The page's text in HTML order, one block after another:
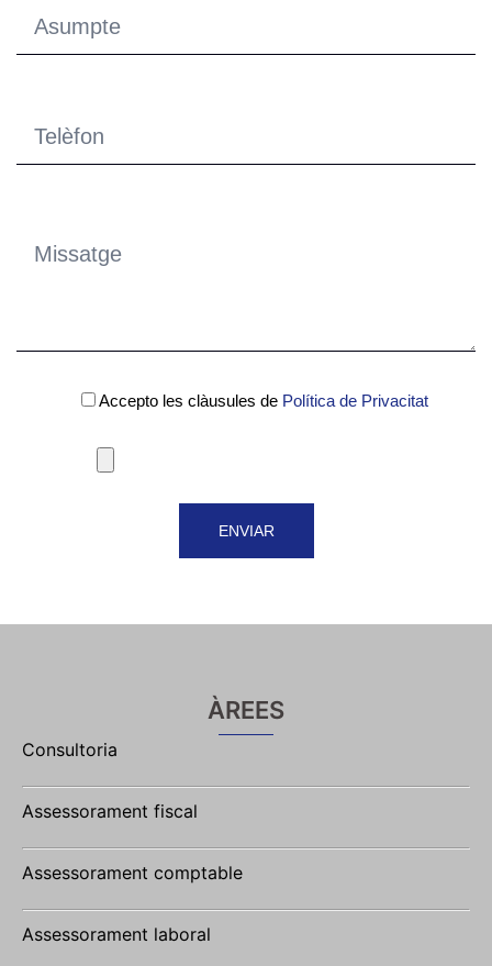
Accepto les clàusules de Política de Privacitat
ÀREES
Consultoria
Assessorament fiscal
Assessorament comptable
Assessorament laboral